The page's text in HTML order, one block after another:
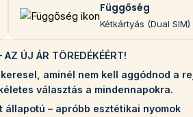
Függőség
Kétkártyás (Dual SIM)
ÚJ ÁR TÖREDÉKÉÉRT!
aminél nem kell aggódnod a
választás a mindennapokra.
– apróbb esztétikai nyomok